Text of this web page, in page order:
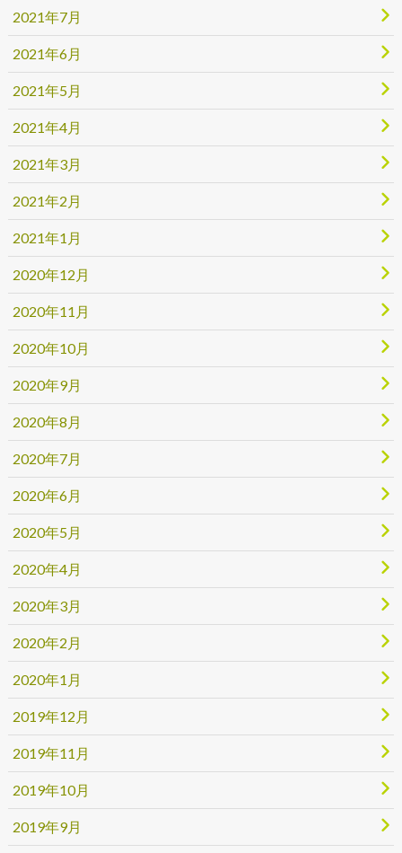
2021年7月
2021年6月
2021年5月
2021年4月
2021年3月
2021年2月
2021年1月
2020年12月
2020年11月
2020年10月
2020年9月
2020年8月
2020年7月
2020年6月
2020年5月
2020年4月
2020年3月
2020年2月
2020年1月
2019年12月
2019年11月
2019年10月
2019年9月